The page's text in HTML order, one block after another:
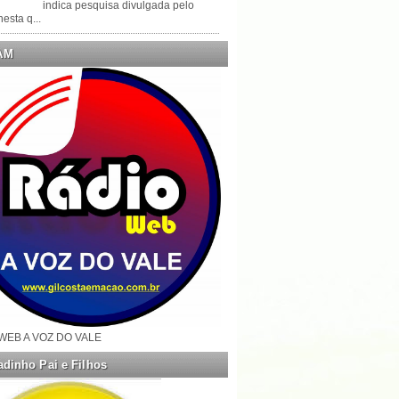
indica pesquisa divulgada pelo
q...
A VOZ DO VALE
Pai e Filhos